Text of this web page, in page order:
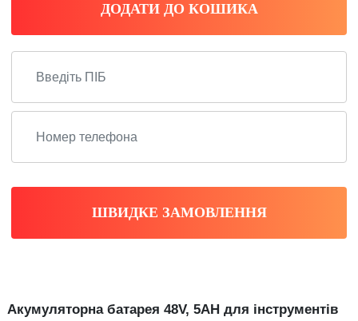
ДОДАТИ ДО КОШИКА
ШВИДКЕ ЗАМОВЛЕННЯ
Акумуляторна батарея 48V, 5AH для інструментів